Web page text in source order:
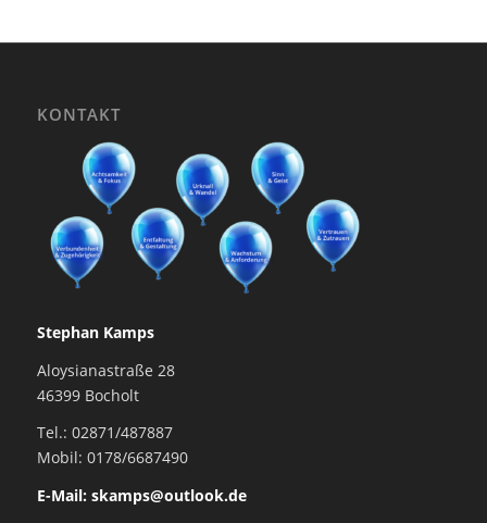
KONTAKT
Stephan Kamps
Aloysianastraße 28
46399 Bocholt
Tel.: 02871/487887
Mobil: 0178/6687490
E-Mail: skamps@outlook.de